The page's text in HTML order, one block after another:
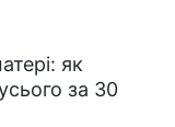
як
за 30